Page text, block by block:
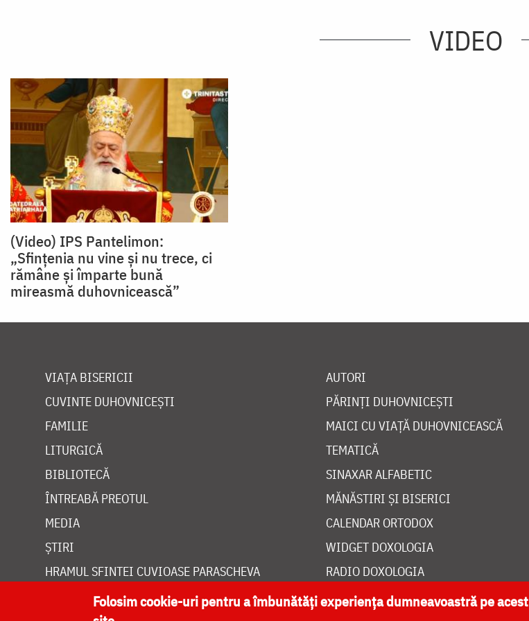
VIDEO
(Video) IPS Pantelimon:
„Sfințenia nu vine și nu trece, ci
rămâne și împarte bună
mireasmă duhovnicească”
VIAȚA BISERICII
CUVINTE DUHOVNICEȘTI
FAMILIE
LITURGICĂ
BIBLIOTECĂ
ÎNTREABĂ PREOTUL
MEDIA
ȘTIRI
HRAMUL SFINTEI CUVIOASE PARASCHEVA
AUTORI
PĂRINȚI DUHOVNICEȘTI
MAICI CU VIAȚĂ DUHOVNICEASCĂ
TEMATICĂ
SINAXAR ALFABETIC
MĂNĂSTIRI ȘI BISERICI
CALENDAR ORTODOX
WIDGET DOXOLOGIA
RADIO DOXOLOGIA
Folosim cookie-uri pentru a îmbunătăți experiența dumneavoastră pe acest